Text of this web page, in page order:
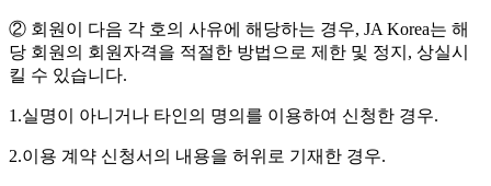
② 회원이 다음 각 호의 사유에 해당하는 경우, JA Korea는 해
당 회원의 회원자격을 적절한 방법으로 제한 및 정지, 상실시
킬 수 있습니다.
1.실명이 아니거나 타인의 명의를 이용하여 신청한 경우.
2.이용 계약 신청서의 내용을 허위로 기재한 경우.